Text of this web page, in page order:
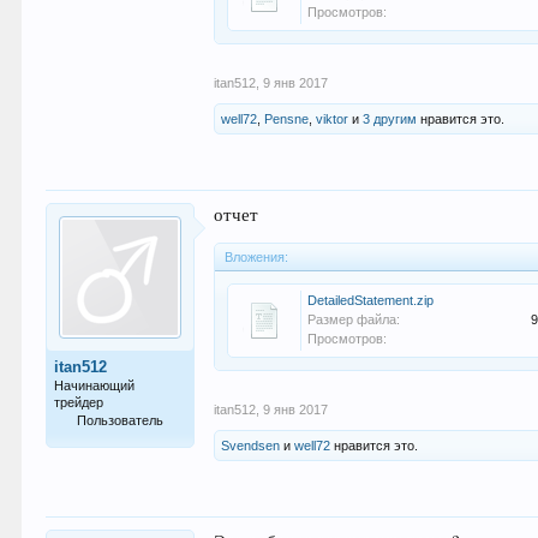
Просмотров:
itan512 9 янв 2017
well72 Pensne ,viktor и3 другим нравится это.
itan512
Начинающий
трейдер
Пользователь
отчет
Вложения:
DetailedStatement.zip
Размер файла:
Просмотров:
itan512 9 янв 2017
Svendsen иwell72 нравится это.